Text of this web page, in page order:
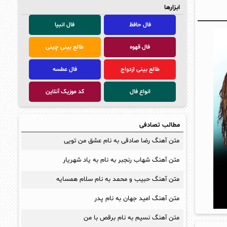
ابزارها
فال حافظ فال انبیا
فال قهوه طالع بینی چینی
طالع بینی ازدواج فال عطسه
انواع فال کد موزیک آنلاین
مطالب تصادفی
متن آهنگ رضا صادقی به نام عشق من تویی
متن آهنگ شهاب رنجبر به نام به یاد شهریار
متن آهنگ حبیب و محمد به نام سلام همسایه
متن آهنگ امید جهان به نام پدر
متن آهنگ نسیم به نام برقص با من